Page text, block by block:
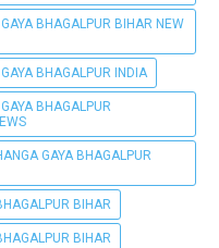
BHAGALPUR BIHAR NEW
BHAGALPUR INDIA
BHAGALPUR
GAYA BHAGALPUR
BIHAR
BIHAR